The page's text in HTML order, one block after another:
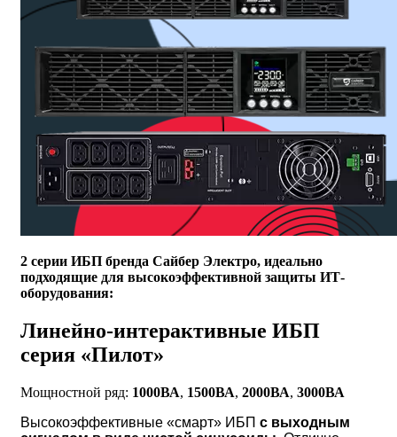
2 серии ИБП бренда Сайбер Электро, идеально
подходящие для высокоэффективной защиты ИТ-
оборудования:
Линейно-интерактивные ИБП
серия «Пилот»
Мощностной ряд: 1000ВА, 1500ВА, 2000ВА, 3000ВА
Высокоэффективные «смарт» ИБП с выходным